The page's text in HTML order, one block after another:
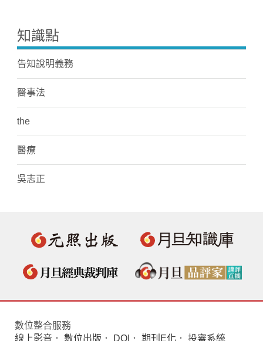
知識點
告知說明義務
醫事法
the
醫療
吳志正
數位整合服務
線上影音 ． 數位出版 ． DOI ． 期刊E化 ． 投審系統